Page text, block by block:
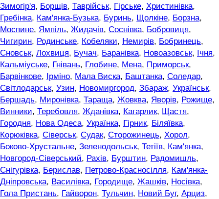
Зимогір'я, Борщів, Таврійськ, Гірське, Христинівка,
Гребінка, Кам'янка-Бузька, Буринь, Щолкіне, Борзна,
Моспине, Ямпіль, Жидачів, Соснівка, Бобровиця,
Чигирин, Родинське, Кобеляки, Немирів, Бобринець,
Сновськ, Лохвиця, Бучач, Баранівка, Новоазовськ, Ічня,
Кальміуське, Гнівань, Глобине, Мена, Приморськ,
Барвінкове, Ірміно, Мала Виска, Баштанка, Соледар,
Світлодарськ, Узин, Новомиргород, Збараж, Українськ,
Бершадь, Миронівка, Тараща, Жовква, Яворів, Рожище,
Винники, Теребовля, Жданівка, Кагарлик, Щастя,
Городня, Нова Одеса, Українка, Гірник, Біляївка,
Корюківка, Сіверськ, Судак, Сторожинець, Хорол,
Боково-Хрустальне, Зеленодольськ, Тетіїв, Кам'янка,
Новгород-Сіверський, Рахів, Бурштин, Радомишль,
Снігурівка, Берислав, Петрово-Красносілля, Кам'янка-
Дніпровська, Василівка, Городище, Жашків, Носівка,
Гола Пристань, Гайворон, Тульчин, Новий Буг, Арциз,